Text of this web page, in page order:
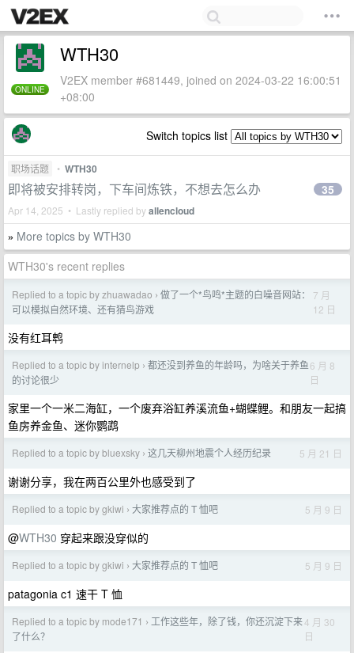
ONLINE
WTH30
V2EX member #681449, joined on 2024-03-22 16:00:51
+08:00
Switch topics list
职场话题 • WTH30
即将被安排转岗，下车间炼铁，不想去怎么办
Apr 14, 2025 • Lastly replied byallencloud
35
» More topics by WTH30
WTH30's recent replies
Replied to a topic by zhuawadao › 做了一个*鸟鸣*主题的白噪音网站：
可以模拟自然环境、还有猜鸟游戏
7 月
12 日
没有红耳鹎
Replied to a topic by internelp › 都还没到养鱼的年龄吗，为啥关于养鱼
的讨论很少
6 月 8
日
家里一个一米二海缸，一个废弃浴缸养溪流鱼+蝴蝶鲤。和朋友一起搞
鱼房养金鱼、迷你鹦鹉
Replied to a topic by bluexsky › 这几天柳州地震个人经历纪录 5 月 21 日
谢谢分享，我在两百公里外也感受到了
Replied to a topic by gkiwi › 大家推荐点的 T 恤吧 5 月 9 日
@WTH30 穿起来跟没穿似的
Replied to a topic by gkiwi › 大家推荐点的 T 恤吧 5 月 9 日
patagonia c1 速干 T 恤
Replied to a topic by mode171 › 工作这些年，除了钱，你还沉淀下来
了什么？
4 月 30
日